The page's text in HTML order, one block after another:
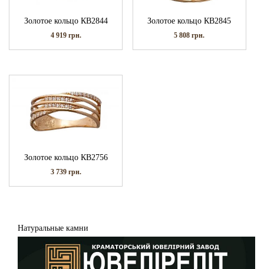
Золотое кольцо КВ2844
4 919 грн.
Золотое кольцо КВ2845
5 808грн.
Золотое кольцо КВ2756
3 739 грн.
Натуральные камни